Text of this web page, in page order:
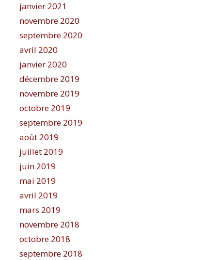
janvier 2021
novembre 2020
septembre 2020
avril 2020
janvier 2020
décembre 2019
novembre 2019
octobre 2019
septembre 2019
août 2019
juillet 2019
juin 2019
mai 2019
avril 2019
mars 2019
novembre 2018
octobre 2018
septembre 2018